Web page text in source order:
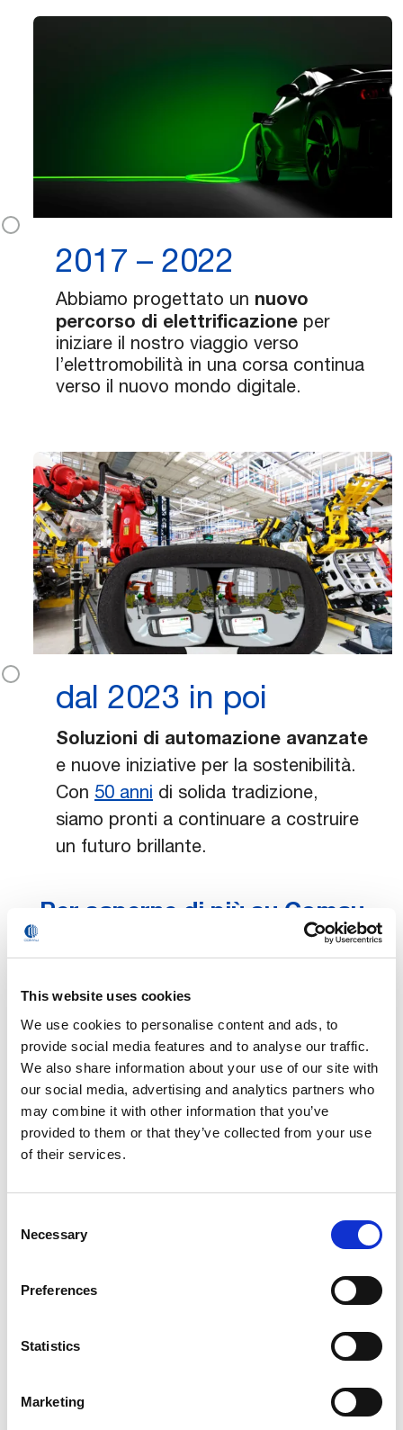
This website uses cookies
We use cookies to personalise content and ads, to
provide social media features and to analyse our traffic.
We also share information about your use of our site with
our social media, advertising and analytics partners who
may combine it with other information that you’ve
provided to them or that they’ve collected from your use
of their services.
Selection
Necessary
Preferences
Statistics
Marketing
2017 – 2022
Abbiamo progettato un nuovo
percorso di elettrificazione per
iniziare il nostro viaggio verso
l’elettromobilità in una corsa continua
verso il nuovo mondo digitale.
dal 2023 in poi
Soluzioni di automazione avanzate
e nuove iniziative per la sostenibilità.
Con 50 anni di solida tradizione,
siamo pronti a continuare a costruire
un futuro brillante.
Per saperne di più su Comau
Sostenibilità
La continua spinta verso l’innovazione di Comau l’ha
naturalmente condotta ad adottare e creare soluzioni e